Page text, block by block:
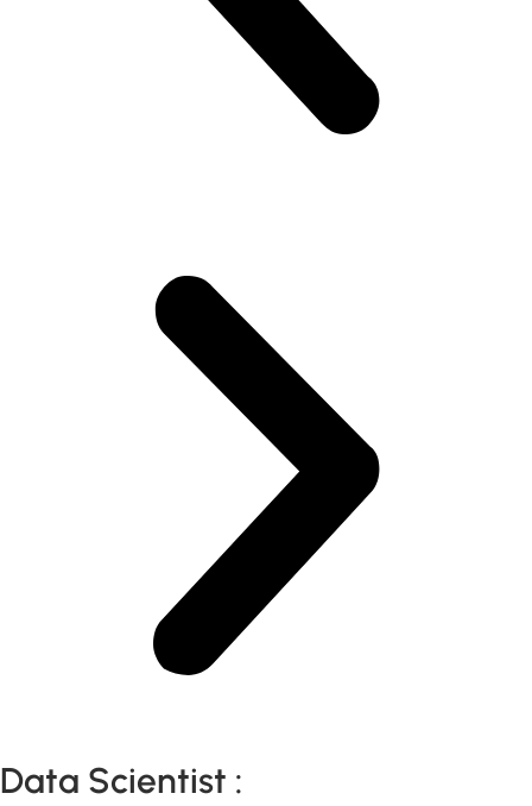
Data Scientist :